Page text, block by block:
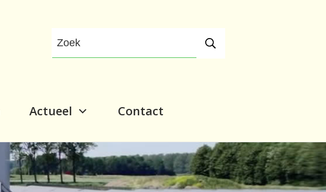
Actueel Contact